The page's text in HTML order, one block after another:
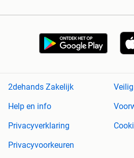
2dehands Zakelijk
Help en info
Privacyverklaring
Privacyvoorkeuren